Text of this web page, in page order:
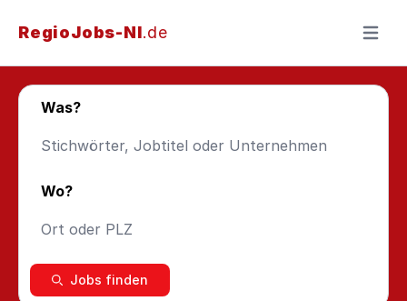
RegioJobs-NI.de Menü
Was?
Wo?
Jobs finden